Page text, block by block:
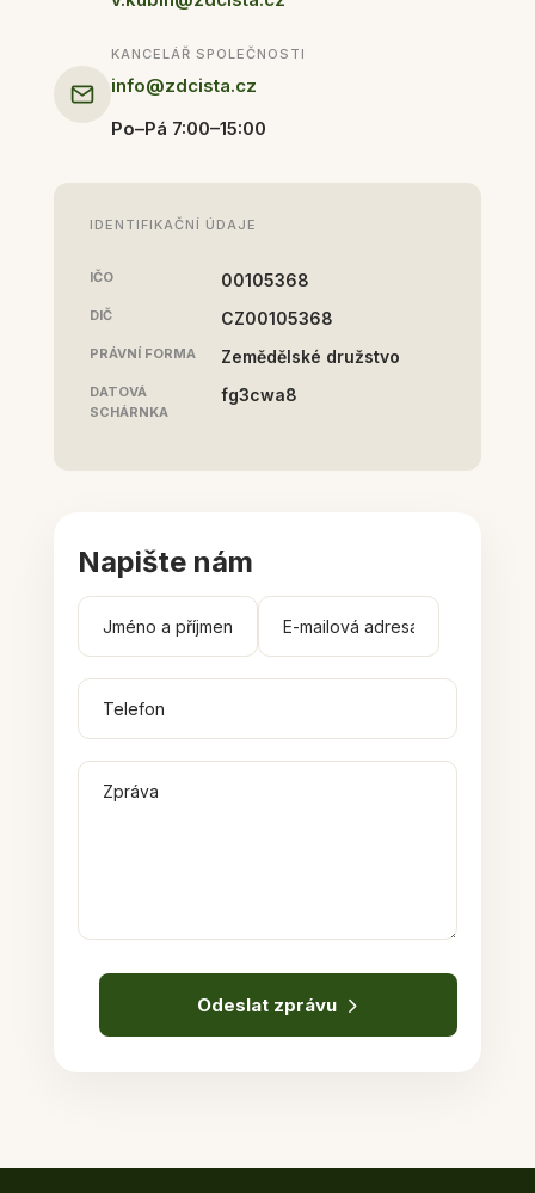
KANCELÁŘ SPOLEČNOSTI
info@zdcista.cz
Po–Pá 7:00–15:00
IDENTIFIKAČNÍ ÚDAJE
IČO 00105368
DIČ CZ00105368
PRÁVNÍ FORMA Zemědělské družstvo
DATOVÁ
SCHÁRNKA
fg3cwa8
Napište nám
Odeslat zprávu